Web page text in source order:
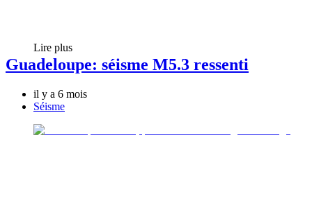
Lire plus
Guadeloupe: séisme M5.3 ressenti
il y a 6 mois
Séisme